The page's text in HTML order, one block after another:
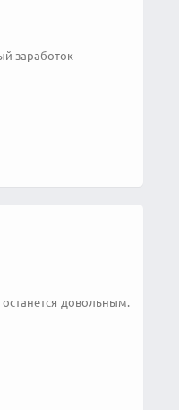
заработок
довольным.